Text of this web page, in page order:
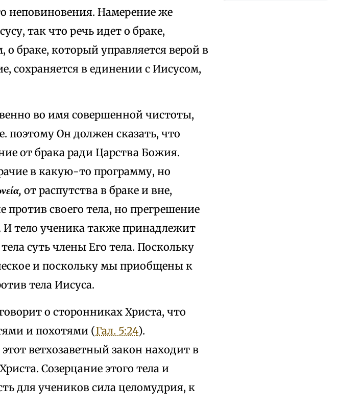
неповиновения. Намерение же
так что речь идет о браке,
браке, который управляется верой в
сохраняется в единении с Иисусом,
во имя совершенной чистоты,
поэтому Он должен сказать, что
от брака ради Царства Божия.
в какую-то программу, но
от распутства в браке и вне,
против своего тела, но прегрешение
И тело ученика также принадлежит
суть члены Его тела. Поскольку
и поскольку мы приобщены к
тела Иисуса.
о сторонниках Христа, что
и похотями (Гал. 5:24).
ветхозаветный закон находит в
Созерцание этого тела и
для учеников сила целомудрия, к